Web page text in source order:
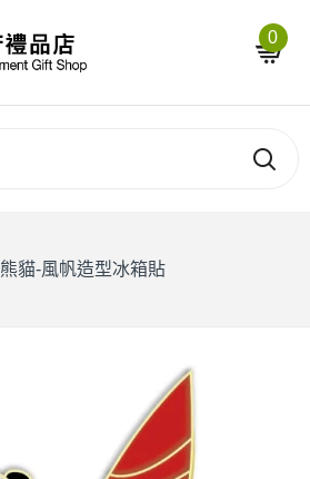
0
熊貓-風帆造型冰箱貼